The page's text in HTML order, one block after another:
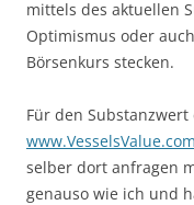
mittels des aktuellen
Optimismus oder
Börsenkurs stecken.
Für den
www.VesselsValue.com
selber dort anfragen
genauso wie ich und